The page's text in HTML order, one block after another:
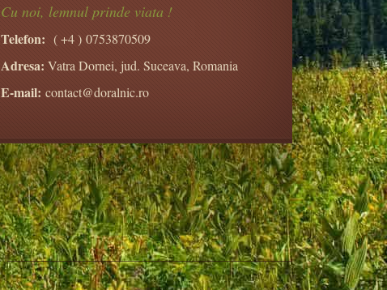
Cu noi, lemnul prinde viata !
Telefon: ( +4 ) 0753870509
Adresa: Vatra Dornei, jud. Suceava, Romania
E-mail: contact@doralnic.ro